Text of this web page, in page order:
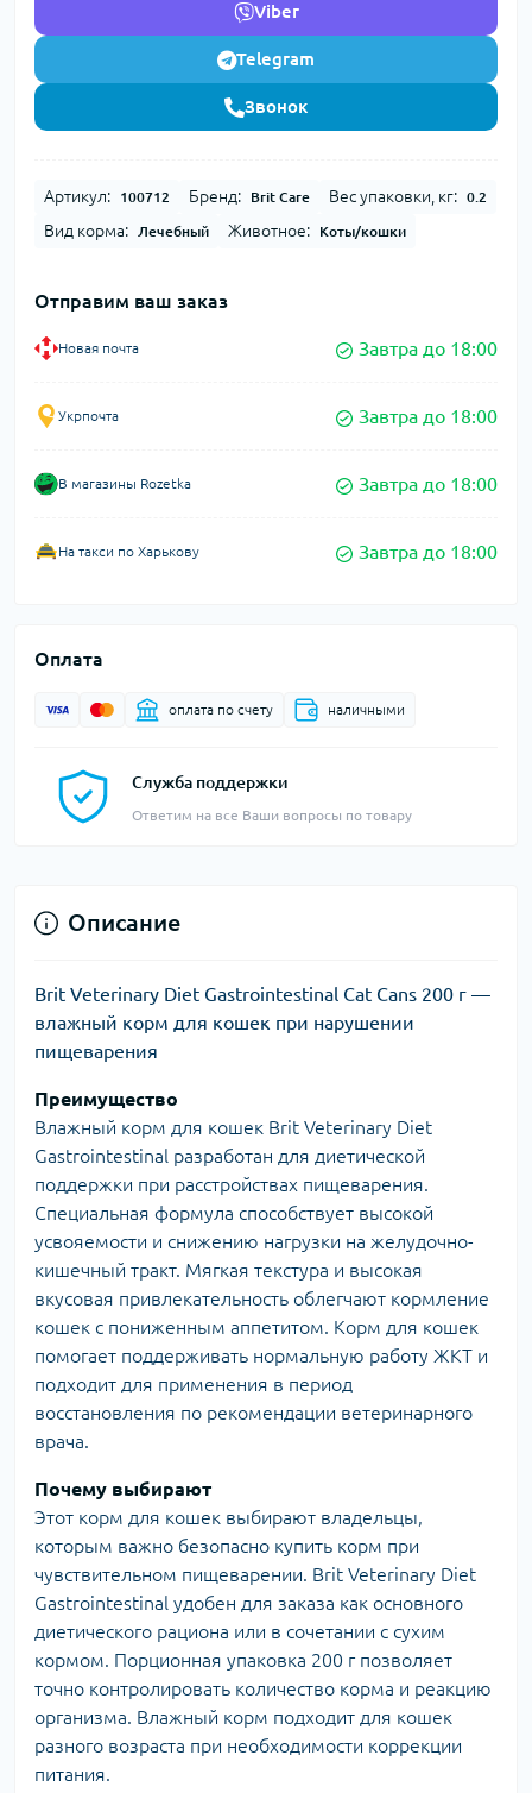
Viber
Telegram
Звонок
Артикул: 100712 Бренд: Brit Care Вес упаковки, кг: 0.2
Вид корма: Лечебный Животное: Коты/кошки
Отправим ваш заказ
Новая почта Завтра до 18:00
Укрпочта Завтра до 18:00
В магазины Rozetka Завтра до 18:00
На такси по Харькову Завтра до 18:00
Оплата
оплата по счету наличными
Служба поддержки
Ответим на все Ваши вопросы по товару
Описание
Brit Veterinary Diet Gastrointestinal Cat Cans 200 г —
влажный корм для кошек при нарушении
пищеварения
Преимущество
Влажный корм для кошек Brit Veterinary Diet
Gastrointestinal разработан для диетической
поддержки при расстройствах пищеварения.
Специальная формула способствует высокой
усвояемости и снижению нагрузки на желудочно-
кишечный тракт. Мягкая текстура и высокая
вкусовая привлекательность облегчают кормление
кошек с пониженным аппетитом. Корм для кошек
помогает поддерживать нормальную работу ЖКТ и
подходит для применения в период
восстановления по рекомендации ветеринарного
врача.
Почему выбирают
Этот корм для кошек выбирают владельцы,
которым важно безопасно купить корм при
чувствительном пищеварении. Brit Veterinary Diet
Gastrointestinal удобен для заказа как основного
диетического рациона или в сочетании с сухим
кормом. Порционная упаковка 200 г позволяет
точно контролировать количество корма и реакцию
организма. Влажный корм подходит для кошек
разного возраста при необходимости коррекции
питания.